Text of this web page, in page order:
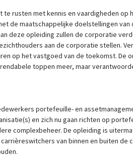
te rusten met kennis en vaardigheden op
de maatschappelijke doelstellingen van
deze opleiding zullen de corporatie
aan de corporatie stellen.
op het vastgoed van de toekomst. De
toppen meer, maar
portefeuille- en
en zich nu gaan richten op
complexbeheer. De opleiding is
van binnen en buiten de